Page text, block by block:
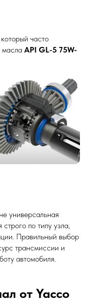
часто
масла API GL-5 75W-
универсальная
по типу узла,
Правильный выбор
трансмиссии и
автомобиля.
от Yacco